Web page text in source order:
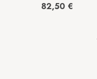
82,50 €